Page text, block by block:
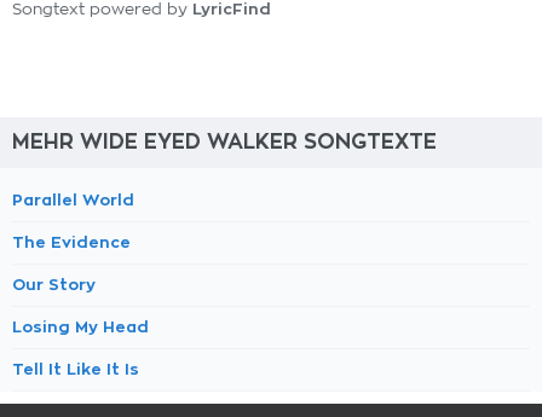
Songtext powered by LyricFind
MEHR WIDE EYED WALKER SONGTEXTE
Parallel World
The Evidence
Our Story
Losing My Head
Tell It Like It Is